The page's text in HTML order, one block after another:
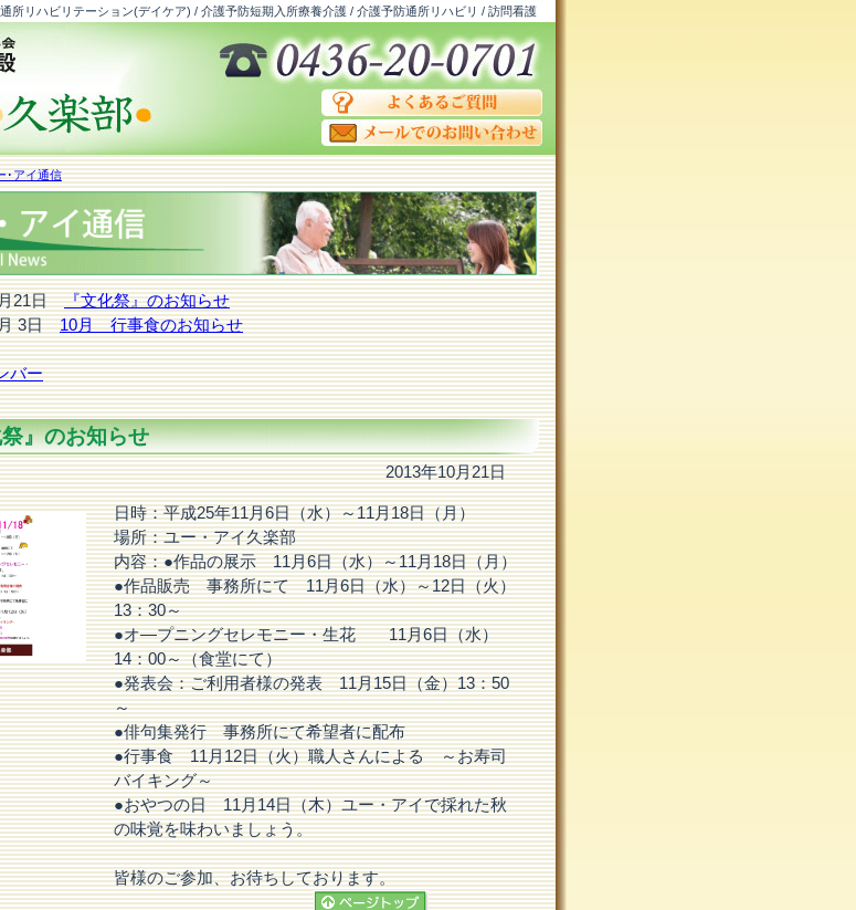
所リハビリテーション(デイケア) / 介護予防短期入所療養介護 / 介護予防通所リハビリ / 訪問看護
･アイ通信
月21日『文化祭』のお知らせ
月 3日10月 行事食のお知らせ
バー
』のお知らせ
2013年10月21日
日時：平成25年11月6日（水）～11月18日（月）
場所：ユー・アイ久楽部
内容：●作品の展示 11月6日（水）～11月18日（月）
●作品販売 事務所にて 11月6日（水）～12日（火）
13：30～
●オ―プニングセレモニー・生花 11月6日（水）
14：00～（食堂にて）
●発表会：ご利用者様の発表 11月15日（金）13：50
～
●俳句集発行 事務所にて希望者に配布
●行事食 11月12日（火）職人さんによる ～お寿司
バイキング～
●おやつの日 11月14日（木）ユー・アイで採れた秋
の味覚を味わいましょう。
皆様のご参加、お待ちしております。